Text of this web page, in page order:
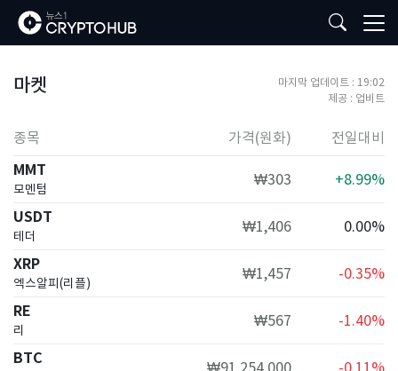
마켓 마지막 업데이트 : 19:02
제공 : 업비트
종목 가격(원화) 전일대비
MMT
모멘텀
₩303 +8.99%
USDT
테더
₩1,406 0.00%
XRP
엑스알피(리플)
₩1,457 -0.35%
RE
리
₩567 -1.40%
BTC ₩91,254,000 -0.11%